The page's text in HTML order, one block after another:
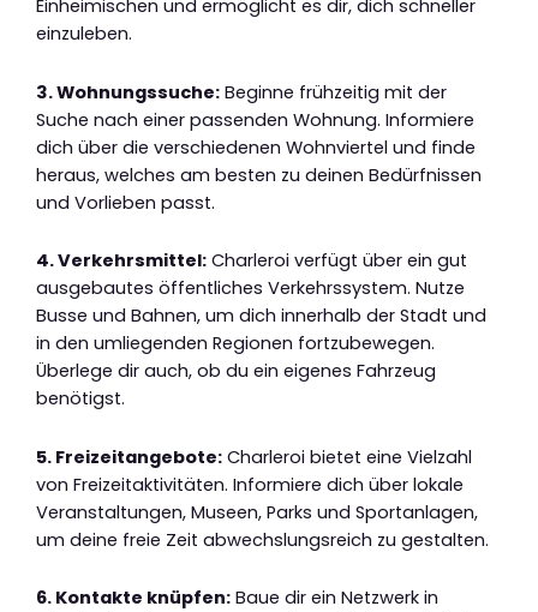
Einheimischen und ermöglicht es dir, dich schneller
einzuleben.
3. Wohnungssuche: Beginne frühzeitig mit der
Suche nach einer passenden Wohnung. Informiere
dich über die verschiedenen Wohnviertel und finde
heraus, welches am besten zu deinen Bedürfnissen
und Vorlieben passt.
4. Verkehrsmittel: Charleroi verfügt über ein gut
ausgebautes öffentliches Verkehrssystem. Nutze
Busse und Bahnen, um dich innerhalb der Stadt und
in den umliegenden Regionen fortzubewegen.
Überlege dir auch, ob du ein eigenes Fahrzeug
benötigst.
5. Freizeitangebote: Charleroi bietet eine Vielzahl
von Freizeitaktivitäten. Informiere dich über lokale
Veranstaltungen, Museen, Parks und Sportanlagen,
um deine freie Zeit abwechslungsreich zu gestalten.
6. Kontakte knüpfen: Baue dir ein Netzwerk in